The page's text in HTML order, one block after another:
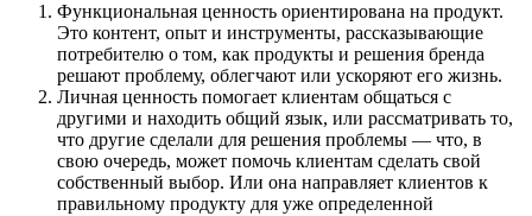
Функциональная ценность ориентирована на продукт.
Это контент, опыт и инструменты, рассказывающие
потребителю о том, как продукты и решения бренда
решают проблему, облегчают или ускоряют его жизнь.
Личная ценность помогает клиентам общаться с
другими и находить общий язык, или рассматривать то,
что другие сделали для решения проблемы — что, в
свою очередь, может помочь клиентам сделать свой
собственный выбор. Или она направляет клиентов к
правильному продукту для уже определенной